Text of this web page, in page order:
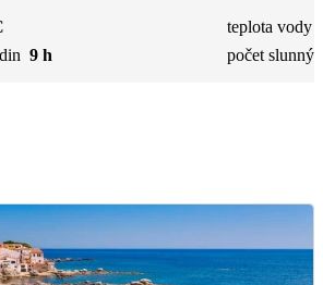
9 h
teplota vody
počet